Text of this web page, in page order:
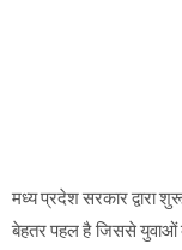
मध्य प्रदेश सरकार द्वारा
बेहतर पहल है जिससे